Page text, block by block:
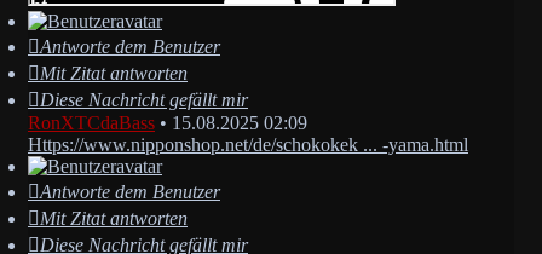
Antworte dem Benutzer
Mit Zitat antworten
Diese Nachricht gefällt mir
RonXTCdaBass • 15.08.2025 02:09
Https://www.nipponshop.net/de/schokokek ... -yama.html
Antworte dem Benutzer
Mit Zitat antworten
Diese Nachricht gefällt mir